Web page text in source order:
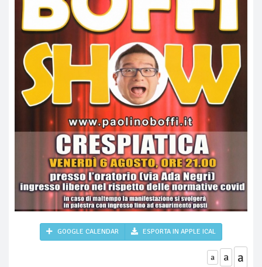
GOOGLE CALENDAR ESPORTA IN APPLE ICAL
a a a